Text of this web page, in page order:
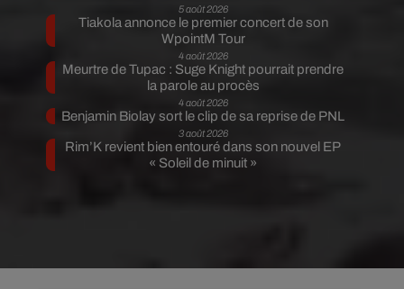
5 août 2026
Tiakola annonce le premier concert de son
WpointM Tour
4 août 2026
Meurtre de Tupac : Suge Knight pourrait prendre
la parole au procès
4 août 2026
Benjamin Biolay sort le clip de sa reprise de PNL
3 août 2026
Rim’K revient bien entouré dans son nouvel EP
« Soleil de minuit »